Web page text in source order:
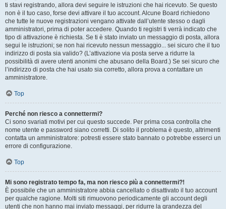
ti stavi registrando, allora devi seguire le istruzioni che hai ricevuto. Se questo
non è il tuo caso, forse devi attivare il tuo account. Alcune Board richiedono
che tutte le nuove registrazioni vengano attivate dall’utente stesso o dagli
amministratori, prima di poter accedere. Quando ti registri ti verrà indicato che
tipo di attivazione è richiesta. Se ti è stato inviato un messaggio di posta, allora
segui le istruzioni; se non hai ricevuto nessun messaggio... sei sicuro che il tuo
indirizzo di posta sia valido? (L’attivazione via posta serve a ridurre la
possibilità di avere utenti anonimi che abusano della Board.) Se sei sicuro che
l’indirizzo di posta che hai usato sia corretto, allora prova a contattare un
amministratore.
Top
Perché non riesco a connettermi?
Ci sono svariati motivi per cui questo succede. Per prima cosa controlla che
nome utente e password siano corretti. Di solito il problema è questo, altrimenti
contatta un amministratore: potresti essere stato bannato o potrebbe esserci un
errore di configurazione.
Top
Mi sono registrato tempo fa, ma non riesco più a connettermi?!
È possibile che un amministratore abbia cancellato o disattivato il tuo account
per qualche ragione. Molti siti rimuovono periodicamente gli account degli
utenti che non hanno mai inviato messaggi, per ridurre la grandezza del